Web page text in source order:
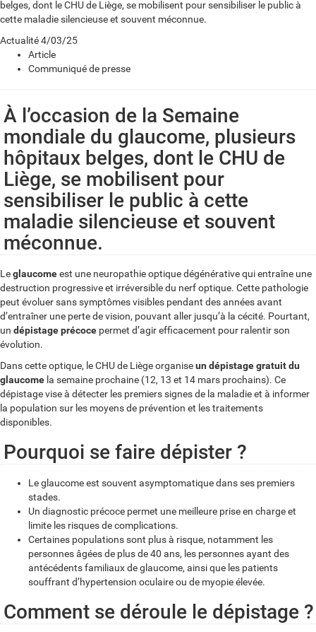
belges, dont le CHU de Liège, se mobilisent pour sensibiliser le public à
cette maladie silencieuse et souvent méconnue.
Actualité4/03/25
Article
Communiqué de presse
À l’occasion de la Semaine
mondiale du glaucome, plusieurs
hôpitaux belges, dont le CHU de
Liège, se mobilisent pour
sensibiliser le public à cette
maladie silencieuse et souvent
méconnue.
Leglaucomeest une neuropathie optique dégénérative qui entraîne une
destruction progressive et irréversible du nerf optique. Cette pathologie
peut évoluer sans symptômes visibles pendant des années avant
d’entraîner une perte de vision, pouvant aller jusqu’à la cécité. Pourtant,
un dépistageprécoce permet d’agir efficacement pour ralentir son
évolution.
Dans cette optique, le CHU de Liège organiseun dépistage gratuit du
glaucome la semaine prochaine (12, 13 et 14 mars prochains). Ce
dépistage vise à détecter les premiers signes de la maladie et à informer
la population sur les moyens de prévention et les traitements
disponibles.
Pourquoi se faire dépister ?
Le glaucome est souvent asymptomatique dans ses premiers
stades.
Un diagnostic précoce permet une meilleure prise en charge et
limite les risques de complications.
Certaines populations sont plus à risque, notamment les
personnes âgées de plus de 40 ans, les personnes ayant des
antécédents familiaux de glaucome, ainsi que les patients
souffrant d’hypertension oculaire ou de myopie élevée.
Comment se déroule le dépistage ?